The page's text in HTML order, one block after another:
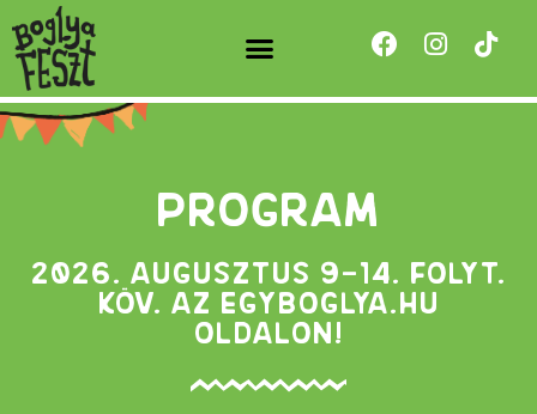
Program
2026. augusztus 9-14. folyt.
köv. az egyboglya.hu
oldalon!